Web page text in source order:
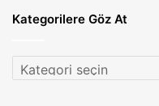
Kategorilere Göz At
Kategorilere
Göz